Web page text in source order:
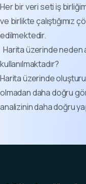
Her bir veri seti iş
ve birlikte çalıştığımız
edilmektedir.
Harita üzerinde neden
kullanılmaktadır?
Harita üzerinde
olmadan daha doğru
analizinin daha doğru